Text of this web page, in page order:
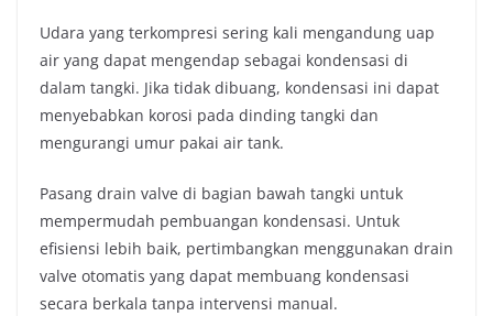
Udara yang terkompresi sering kali mengandung uap
air yang dapat mengendap sebagai kondensasi di
dalam tangki. Jika tidak dibuang, kondensasi ini dapat
menyebabkan korosi pada dinding tangki dan
mengurangi umur pakai air tank.
Pasang drain valve di bagian bawah tangki untuk
mempermudah pembuangan kondensasi. Untuk
efisiensi lebih baik, pertimbangkan menggunakan drain
valve otomatis yang dapat membuang kondensasi
secara berkala tanpa intervensi manual.